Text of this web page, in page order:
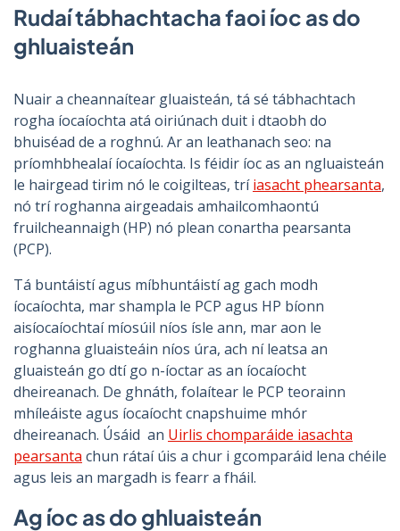
Rudaí tábhachtacha faoi íoc as do
ghluaisteán
Nuair a cheannaítear gluaisteán, tá sé tábhachtach
rogha íocaíochta atá oiriúnach duit i dtaobh do
bhuiséad de a roghnú. Ar an leathanach seo: na
príomhbhealaí íocaíochta. Is féidir íoc as an ngluaisteán
le hairgead tirim nó le coigilteas, tríiasacht phearsanta,
nó trí roghanna airgeadais amhailcomhaontú
fruilcheannaigh (HP) nó plean conartha pearsanta
(PCP).
Tá buntáistí agus míbhuntáistí ag gach modh
íocaíochta, mar shampla le PCP agus HP bíonn
aisíocaíochtaí míosúil níos ísle ann, mar aon le
roghanna gluaisteáin níos úra, ach ní leatsa an
gluaisteán go dtí go n-íoctar as an íocaíocht
dheireanach. De ghnáth, folaítear le PCP teorainn
mhíleáiste agus íocaíocht cnapshuime mhór
dheireanach. Úsáid an Uirlis chomparáide iasachta
pearsanta chun rátaí úis a chur i gcomparáid lena chéile
agus leis an margadh is fearr a fháil.
Ag íoc as do ghluaisteán